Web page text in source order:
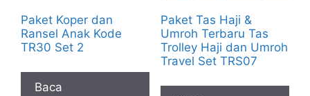
Paket Koper dan
Ransel Anak Kode
TR30 Set 2
Baca
Paket Tas Haji &
Umroh Terbaru Tas
Trolley Haji dan Umroh
Travel Set TRS07